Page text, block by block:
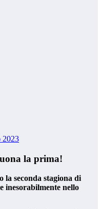
2023
la prima!
la seconda stagiona di
inesorabilmente nello